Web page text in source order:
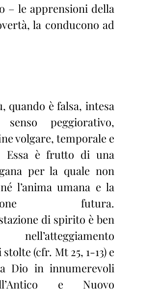
– le apprensioni della
la conducono ad
quando è falsa, intesa
peggiorativo,
volgare, temporale e
Essa è frutto di una
per la quale non
l’anima umana e la
futura.
di spirito è ben
nell’atteggiamento
(cfr. Mt 25, 1-13) e
Dio in innumerevoli
e Nuovo